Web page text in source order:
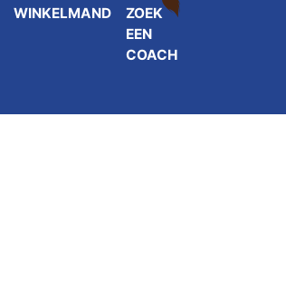
WINKELMAND
ZOEK
EEN
COACH